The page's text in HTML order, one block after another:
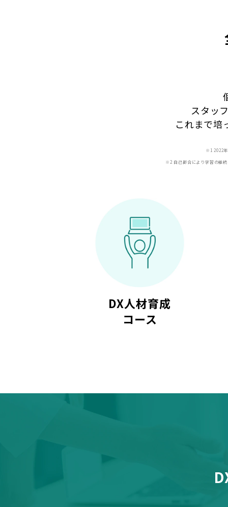
スタッ
これまで培
※1 2022年
※2 自己都合により学習の継
DX人材育成
コース